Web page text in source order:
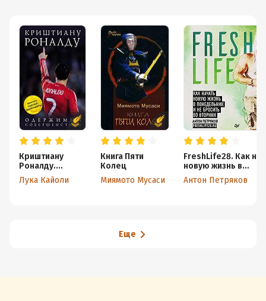
Криштиану
Роналду.
Одержимый
совершенством
Лука Кайоли
Книга Пяти
Колец
Миямото Мусаси
FreshLife28. Как
новую жизнь в
понедельник и не
бросить во вторник
Антон Петряков
Еще